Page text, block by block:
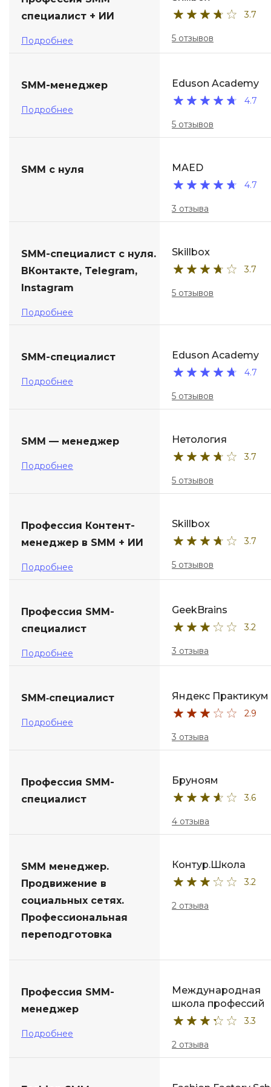
специалист + ИИ
Подробнее
3.7
5 отзывов
SMM-менеджер
Подробнее
Eduson Academy
4.7
5 отзывов
SMM с нуля MAED
4.7
3 отзыва
SMM-специалист с нуля.
ВКонтакте, Telegram,
Instagram
Подробнее
Skillbox
3.7
5 отзывов
SMM-специалист
Подробнее
Eduson Academy
4.7
5 отзывов
SMM — менеджер
Подробнее
Нетология
3.7
5 отзывов
Профессия Контент-
менеджер в SMM + ИИ
Подробнее
Skillbox
3.7
5 отзывов
Профессия SMM-
специалист
Подробнее
GeekBrains
3.2
3 отзыва
SMM‑специалист
Подробнее
Яндекс Практикум
2.9
3 отзыва
Профессия SMM-
специалист
Бруноям
3.6
4 отзыва
SMM менеджер.
Продвижение в
социальных сетях.
Профессиональная
переподготовка
Контур.Школа
3.2
2 отзыва
Профессия SMM-
менеджер
Подробнее
Международная
школа профессий
3.3
2 отзыва